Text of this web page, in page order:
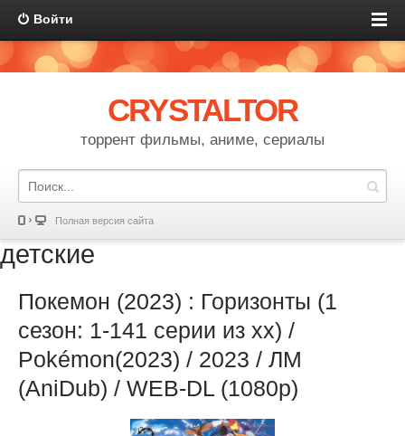
Войти
CRYSTALTOR
торрент фильмы, аниме, сериалы
Полная версия сайта
детские
Покемон (2023) : Горизонты (1
сезон: 1-141 серии из хх) /
Pokémon(2023) / 2023 / ЛМ
(AniDub) / WEB-DL (1080p)